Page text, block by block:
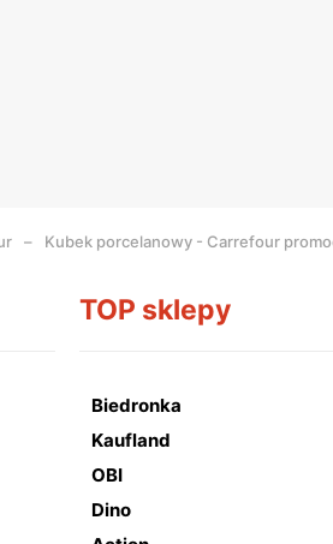
Kubek porcelanowy - Carrefour
TOP sklepy
Biedronka
Kaufland
OBI
Dino